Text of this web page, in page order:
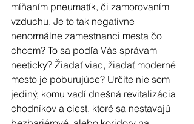
míňaním pneumatík, či zamorovaním
vzduchu. Je to tak negatívne
nenormálne zamestnanci mesta čo
chcem? To sa podľa Vás správam
neeticky? Žiadať viac, žiadať moderné
mesto je poburujúce? Určite nie som
jediný, komu vadí dnešná revitalizácia
chodníkov a ciest, ktoré sa nestavajú